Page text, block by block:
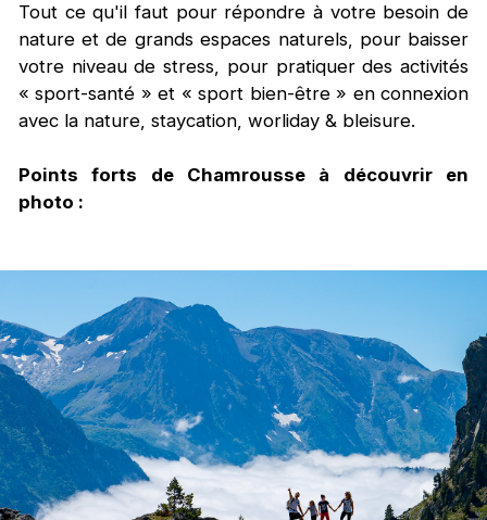
Tout ce qu'il faut pour répondre à votre besoin de
nature et de grands espaces naturels, pour baisser
votre niveau de stress, pour pratiquer des activités
« sport-santé » et « sport bien-être » en connexion
avec la nature, staycation, worliday & bleisure.
Points forts de Chamrousse à découvrir en
photo :